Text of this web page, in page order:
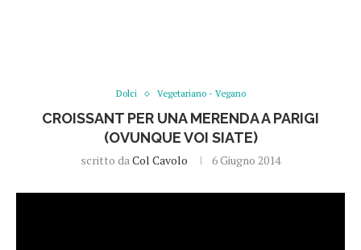
Dolci Vegetariano - Vegano
CROISSANT PER UNA MERENDA A PARIGI
(OVUNQUE VOI SIATE)
scritto daCol Cavolo 6 Giugno 2014